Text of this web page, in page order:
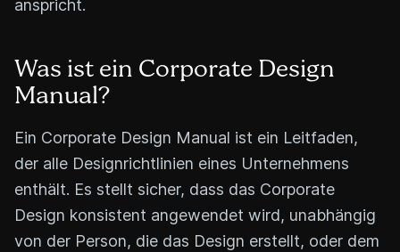
anspricht.
Was ist ein Corporate Design
Manual?
Ein Corporate Design Manual ist ein Leitfaden,
der alle Designrichtlinien eines Unternehmens
enthält. Es stellt sicher, dass das Corporate
Design konsistent angewendet wird, unabhängig
von der Person, die das Design erstellt, oder dem